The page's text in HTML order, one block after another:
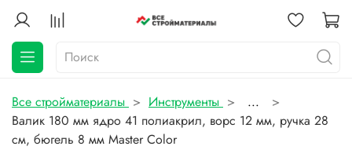
Все стройматериалы Инструменты
...
Валик 180 мм ядро 41 полиакрил, ворс 12 мм, ручка 28
см, бюгель 8 мм Master Color